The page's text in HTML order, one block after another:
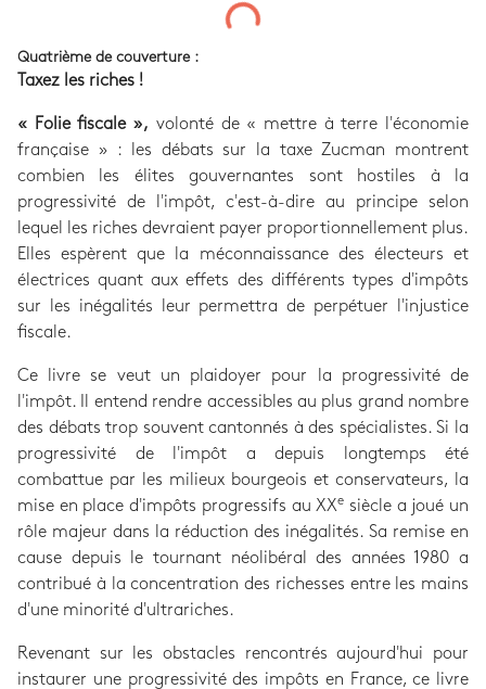
Quatrième de couverture :
Taxez les riches !
« Folie fiscale », volonté de « mettre à terre l'économie
française » : les débats sur la taxe Zucman montrent
combien les élites gouvernantes sont hostiles à la
progressivité de l'impôt, c'est-à-dire au principe selon
lequel les riches devraient payer proportionnellement plus.
Elles espèrent que la méconnaissance des électeurs et
électrices quant aux effets des différents types d'impôts
sur les inégalités leur permettra de perpétuer l'injustice
fiscale.
Ce livre se veut un plaidoyer pour la progressivité de
l'impôt. Il entend rendre accessibles au plus grand nombre
des débats trop souvent cantonnés à des spécialistes. Si la
progressivité de l'impôt a depuis longtemps été
combattue par les milieux bourgeois et conservateurs, la
mise en place d'impôts progressifs au XXe siècle a joué un
rôle majeur dans la réduction des inégalités. Sa remise en
cause depuis le tournant néolibéral des années 1980 a
contribué à la concentration des richesses entre les mains
d'une minorité d'ultrariches.
Revenant sur les obstacles rencontrés aujourd'hui pour
instaurer une progressivité des impôts en France, ce livre